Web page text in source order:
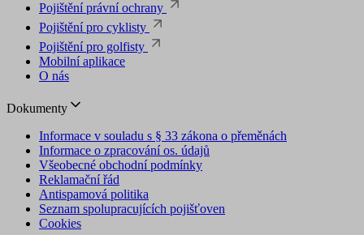
Pojištění právní ochrany
Pojištění pro cyklisty
Pojištění pro golfisty
Mobilní aplikace
O nás
Dokumenty
Informace v souladu s § 33 zákona o přeměnách
Informace o zpracování os. údajů
Všeobecné obchodní podmínky
Reklamační řád
Antispamová politika
Seznam spolupracujících pojišťoven
Cookies